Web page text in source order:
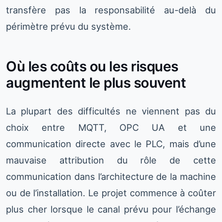
transfère pas la responsabilité au-delà du
périmètre prévu du système.
Où les coûts ou les risques
augmentent le plus souvent
La plupart des difficultés ne viennent pas du
choix entre MQTT, OPC UA et une
communication directe avec le PLC, mais d’une
mauvaise attribution du rôle de cette
communication dans l’architecture de la machine
ou de l’installation. Le projet commence à coûter
plus cher lorsque le canal prévu pour l’échange